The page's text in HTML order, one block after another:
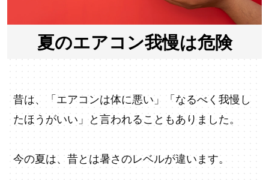
夏のエアコン我慢は危険
昔は、「エアコンは体に悪い」「なるべく我慢し
たほうがいい」と言われることもありました。
今の夏は、昔とは暑さのレベルが違います。